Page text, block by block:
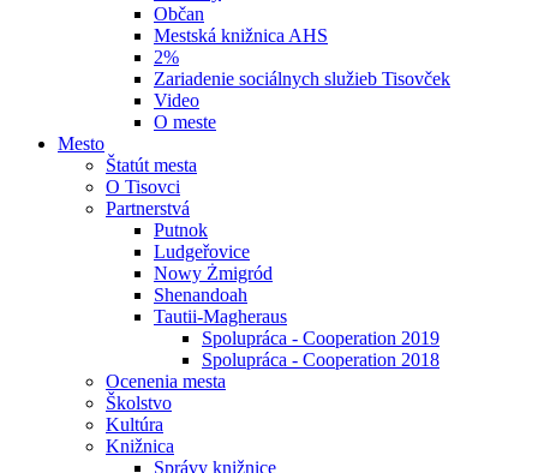
Občan
Mestská knižnica AHS
2%
Zariadenie sociálnych služieb Tisovček
Video
O meste
Mesto
Štatút mesta
O Tisovci
Partnerstvá
Putnok
Ludgeřovice
Nowy Żmigród
Shenandoah
Tautii-Magheraus
Spolupráca - Cooperation 2019
Spolupráca - Cooperation 2018
Ocenenia mesta
Školstvo
Kultúra
Knižnica
Správy knižnice